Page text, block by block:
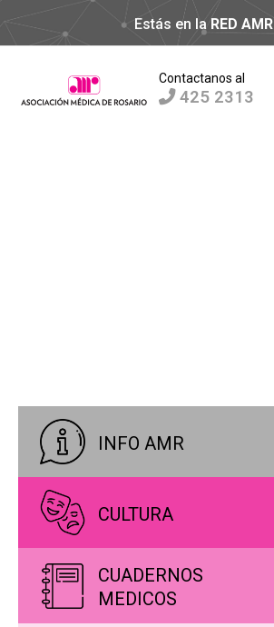
Estás en la RED AMR
Contactanos al
425 2313
INFO AMR
CULTURA
CUADERNOS
MEDICOS